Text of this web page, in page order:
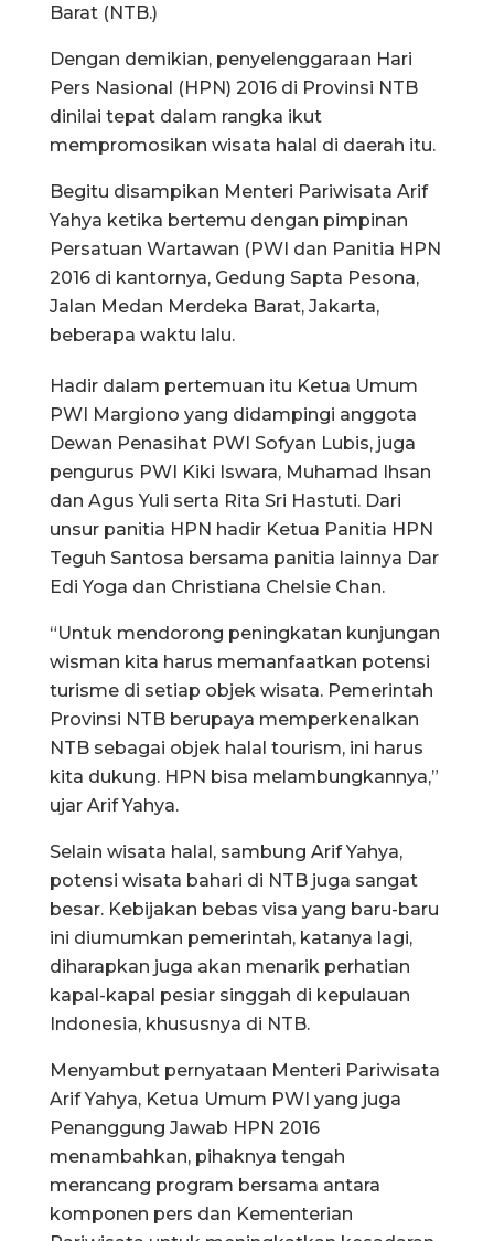
Barat (NTB.)
Dengan demikian, penyelenggaraan Hari
Pers Nasional (HPN) 2016 di Provinsi NTB
dinilai tepat dalam rangka ikut
mempromosikan wisata halal di daerah itu.
Begitu disampikan Menteri Pariwisata Arif
Yahya ketika bertemu dengan pimpinan
Persatuan Wartawan (PWI dan Panitia HPN
2016 di kantornya, Gedung Sapta Pesona,
Jalan Medan Merdeka Barat, Jakarta,
beberapa waktu lalu.
Hadir dalam pertemuan itu Ketua Umum
PWI Margiono yang didampingi anggota
Dewan Penasihat PWI Sofyan Lubis, juga
pengurus PWI Kiki Iswara, Muhamad Ihsan
dan Agus Yuli serta Rita Sri Hastuti. Dari
unsur panitia HPN hadir Ketua Panitia HPN
Teguh Santosa bersama panitia lainnya Dar
Edi Yoga dan Christiana Chelsie Chan.
“Untuk mendorong peningkatan kunjungan
wisman kita harus memanfaatkan potensi
turisme di setiap objek wisata. Pemerintah
Provinsi NTB berupaya memperkenalkan
NTB sebagai objek halal tourism, ini harus
kita dukung. HPN bisa melambungkannya,”
ujar Arif Yahya.
Selain wisata halal, sambung Arif Yahya,
potensi wisata bahari di NTB juga sangat
besar. Kebijakan bebas visa yang baru-baru
ini diumumkan pemerintah, katanya lagi,
diharapkan juga akan menarik perhatian
kapal-kapal pesiar singgah di kepulauan
Indonesia, khususnya di NTB.
Menyambut pernyataan Menteri Pariwisata
Arif Yahya, Ketua Umum PWI yang juga
Penanggung Jawab HPN 2016
menambahkan, pihaknya tengah
merancang program bersama antara
komponen pers dan Kementerian